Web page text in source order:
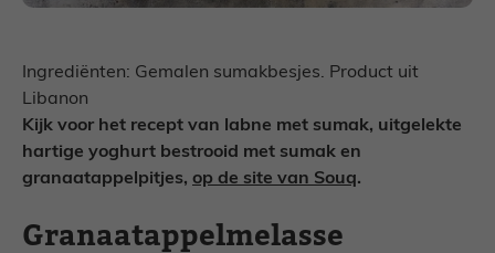
Ingrediënten: Gemalen sumakbesjes. Product uit
Libanon
Kijk voor het recept van labne met sumak, uitgelekte
hartige yoghurt bestrooid met sumak en
granaatappelpitjes, op de site van Souq.
Granaatappelmelasse